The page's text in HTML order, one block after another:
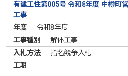
有建工住第005号 令和8年度 中樽町
工事
令和8年度
解体工事
指名競争入札